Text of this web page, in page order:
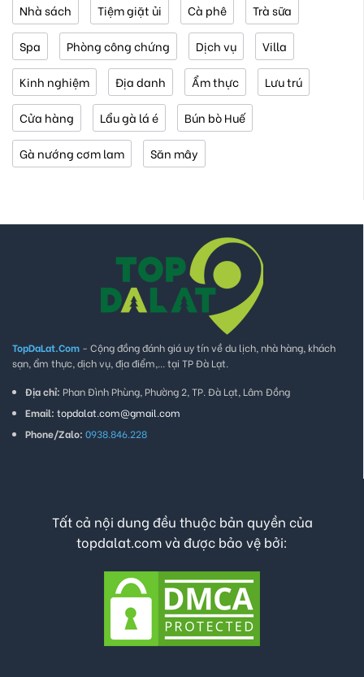
Nhà sách Tiệm giặt ủi Cà phê Trà sữa
Spa Phòng công chứng Dịch vụ Villa
Kinh nghiệm Địa danh Ẩm thực Lưu trú
Cửa hàng Lẩu gà lá é Bún bò Huế
Gà nướng cơm lam Săn mây
TopDaLat.Com - Cộng đồng đánh giá uy tín về du lịch, nhà hàng, khách
sạn, ẩm thực, dịch vụ, địa điểm,... tại TP Đà Lạt.
Địa chỉ: Phan Đình Phùng, Phường 2, TP. Đà Lạt, Lâm Đồng
Email: topdalat.com@gmail.com
Phone/Zalo: 0938.846.228
Tất cả nội dung đều thuộc bản quyền của
topdalat.com và được bảo vệ bởi: